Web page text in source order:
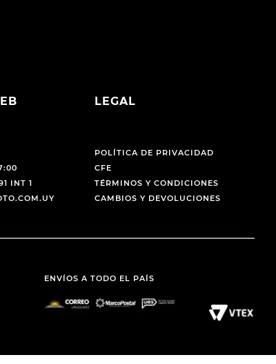
INT 1
LEGAL
POLÍTICA DE PRIVACIDAD
CFE
TÉRMINOS Y CONDICIONES
CAMBIOS Y DEVOLUCIONES
ENVÍOS A TODO EL PAÍS